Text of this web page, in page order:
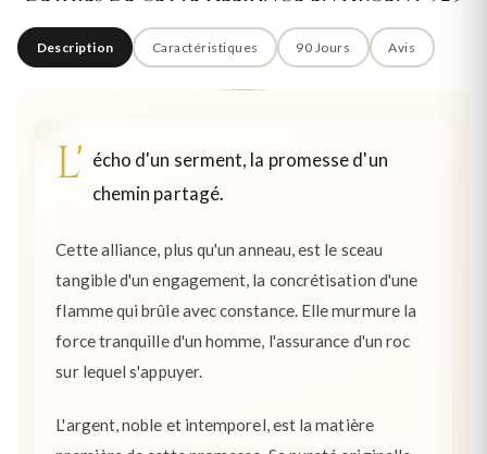
Description Caractéristiques 90 Jours Avis
L' écho d'un serment, la promesse d'un
chemin partagé.
Cette alliance, plus qu'un anneau, est le sceau
tangible d'un engagement, la concrétisation d'une
flamme qui brûle avec constance. Elle murmure la
force tranquille d'un homme, l'assurance d'un roc
sur lequel s'appuyer.
L'argent, noble et intemporel, est la matière